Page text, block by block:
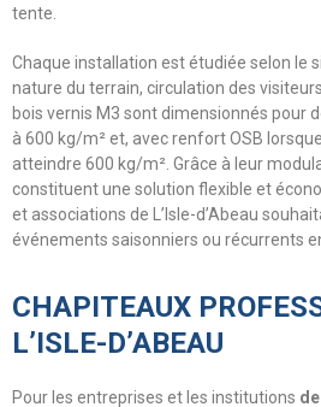
tente.
Chaque installation est étudiée selon le
nature du terrain, circulation des
bois vernis M3 sont dimensionnés pour
à 600 kg/m² et, avec renfort OSB
atteindre 600 kg/m². Grâce à leur
constituent une solution flexible et
et associations de L’Isle-d’Abeau
événements saisonniers ou récurrents
CHAPITEAUX
L’ISLE-D’ABEAU
Pour les entreprises et les institutions